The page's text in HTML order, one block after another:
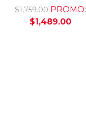
$1,759.00 PROMO:
$1,489.00